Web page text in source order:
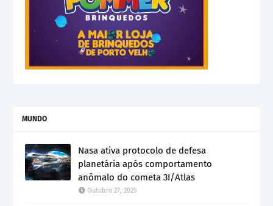
MUNDO
Nasa ativa protocolo de defesa
planetária após comportamento
anômalo do cometa 3I/Atlas
Outubro 27, 2025